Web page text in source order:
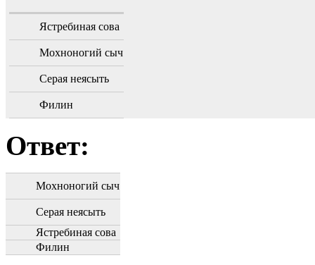
Ястребиная сова
Мохноногий сыч
Серая неясыть
Филин
Ответ:
Мохноногий сыч
Серая неясыть
Ястребиная сова
Филин